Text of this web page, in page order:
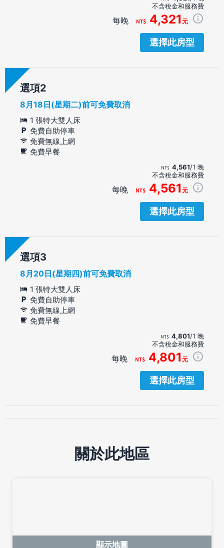
不含稅金和服務費
每晚 4,321 元
選擇此房型
選項
8月18日(星期二)前可免費取消
1 張特大雙人床
免費自助停車
免費無線上網
免費早餐
4,561/1 晚
不含稅金和服務費
每晚 4,561 元
選擇此房型
選項
8月20日(星期四)前可免費取消
1 張特大雙人床
免費自助停車
免費無線上網
免費早餐
4,801/1 晚
不含稅金和服務費
每晚 4,801 元
選擇此房型
關於此地區
顯示地圖